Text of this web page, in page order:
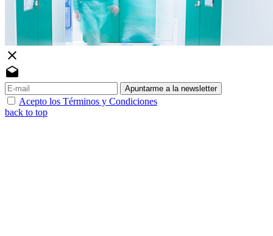
close
drafts
Apuntarme a la newsletter
Acepto los Términos y Condiciones
back to top